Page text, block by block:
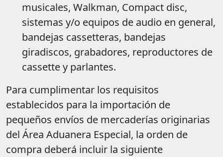
musicales, Walkman, Compact disc,
sistemas y/o equipos de audio en general,
bandejas cassetteras, bandejas
giradiscos, grabadores, reproductores de
cassette y parlantes.
Para cumplimentar los requisitos
establecidos para la importación de
pequeños envíos de mercaderías originarias
del Área Aduanera Especial, la orden de
compra deberá incluir la siguiente